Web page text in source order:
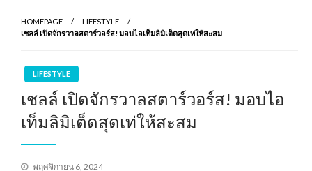
HOMEPAGE
LIFESTYLE
เชลล์ เปิดจักรวาลสตาร์วอร์ส! มอบไอเท็มลิมิเต็ดสุดเท่ให้สะสม
LIFESTYLE
เชลล์ เปิดจักรวาลสตาร์วอร์ส! มอบไอ
เท็มลิมิเต็ดสุดเท่ให้สะสม
Posted
พฤศจิกายน 6, 2024